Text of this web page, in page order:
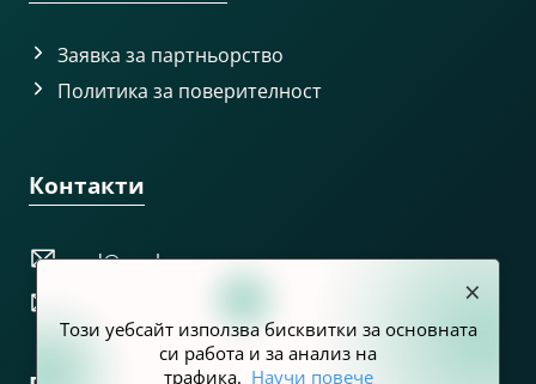
Заявка за партньорство
Политика за поверителност
Контакти
prd@nra.bg
×
Този уебсайт използва бисквитки за основната
си работа и за анализ на
трафика. Научи повече